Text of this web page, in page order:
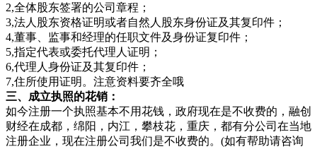
2,全体股东签署的公司章程；
3,法人股东资格证明或者自然人股东身份证及其复印件；
4,董事、监事和经理的任职文件及身份证复印件；
5,指定代表或委托代理人证明；
6,代理人身份证及其复印件；
7,住所使用证明。注意资料要齐全哦
三、成立执照的花销：
如今注册一个执照基本不用花钱，政府现在是不收费的，融创
财经在成都，绵阳，内江，攀枝花，重庆，都有分公司在当地
注册企业，现在注册公司我们是不收费的。(如有帮助请咨询